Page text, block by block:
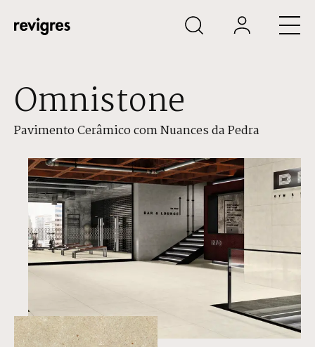
Saltar para o conteúdo principal
Omnistone
Pavimento Cerâmico com Nuances da Pedra